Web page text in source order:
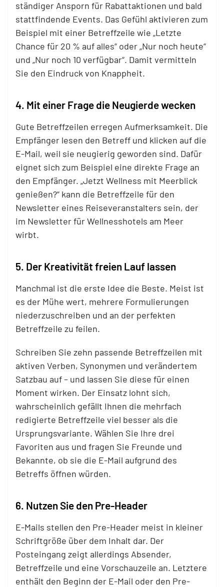
ständiger Ansporn für Rabattaktionen und bald
stattfindende Events. Das Gefühl aktivieren zum
Beispiel mit einer Betreffzeile wie „Letzte
Chance für 20 % auf alles“ oder „Nur noch heute“
und „Nur noch 10 verfügbar“. Damit vermitteln
Sie den Eindruck von Knappheit.
4. Mit einer Frage die Neugierde wecken
Gute Betreffzeilen erregen Aufmerksamkeit. Die
Empfänger lesen den Betreff und klicken auf die
E-Mail, weil sie neugierig geworden sind. Dafür
eignet sich zum Beispiel eine direkte Frage an
den Empfänger. „Jetzt Wellness mit Meerblick
genießen?“ kann die Betreffzeile für den
Newsletter eines Reiseveranstalters sein, der
im Newsletter für Wellnesshotels am Meer
wirbt.
5. Der Kreativität freien Lauf lassen
Manchmal ist die erste Idee die Beste. Meist ist
es der Mühe wert, mehrere Formulierungen
niederzuschreiben und an der perfekten
Betreffzeile zu feilen.
Schreiben Sie zehn passende Betreffzeilen mit
aktiven Verben, Synonymen und verändertem
Satzbau auf – und lassen Sie diese für einen
Moment wirken. Der Einsatz lohnt sich,
wahrscheinlich gefällt Ihnen die mehrfach
redigierte Betreffzeile viel besser als die
Ursprungsvariante. Wählen Sie Ihre drei
Favoriten aus und fragen Sie Freunde und
Bekannte, ob sie die E-Mail aufgrund des
Betreffs öffnen würden.
6. Nutzen Sie den Pre-Header
E-Mails stellen den Pre-Header meist in kleiner
Schriftgröße über dem Inhalt dar. Der
Posteingang zeigt allerdings Absender,
Betreffzeile und eine Vorschauzeile an. Letztere
enthält den Beginn der E-Mail oder den Pre-